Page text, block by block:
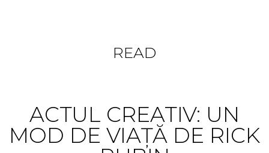
READ
ACTUL CREATIV: UN
MOD DE VIAȚĂ DE RICK